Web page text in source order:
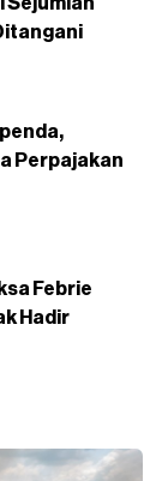
Perpajakan
Febrie
Hadir